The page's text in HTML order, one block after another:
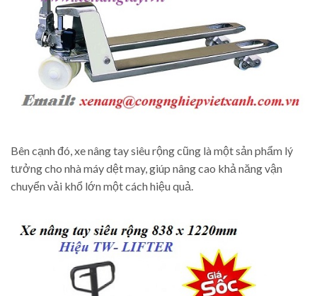
Bên cạnh đó, xe nâng tay siêu rộng cũng là một sản phẩm lý
tưởng cho nhà máy dệt may, giúp nâng cao khả năng vận
chuyển vải khổ lớn một cách hiệu quả.